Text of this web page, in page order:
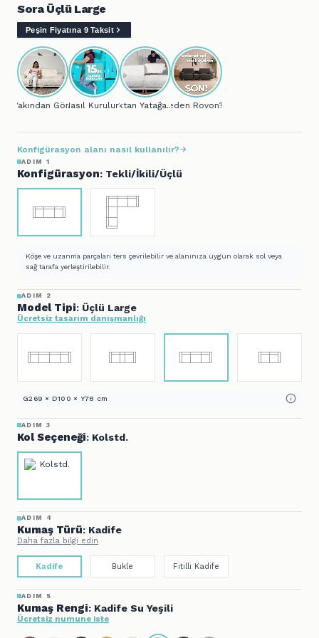
Sora Üçlü Large
Peşin Fiyatına 9 Taksit
Yakından Gör...Nasıl Kurulur?Koltuktan Yatağa..Neden Rovon?
Konfigürasyon alanı nasıl kullanılır?
ADIM 1
Konfigürasyon: Tekli/İkili/Üçlü
Köşe ve uzanma parçaları ters çevrilebilir ve alanınıza uygun olarak sol veya
sağ tarafa yerleştirilebilir.
ADIM 2
Model Tipi: Üçlü Large
Ücretsiz tasarım danışmanlığı
G269 × D100 × Y78 cm
ADIM 3
Kol Seçeneği: Kolstd.
ADIM 4
Kumaş Türü: Kadife
Daha fazla bilgi edin
Kadife Bukle Fitilli Kadife
ADIM 5
Kumaş Rengi: Kadife Su Yeşili
Ücretsiz numune iste